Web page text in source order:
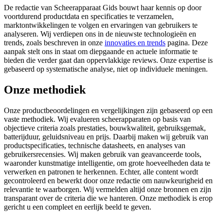
De redactie van Scheerapparaat Gids bouwt haar kennis op door
voortdurend productdata en specificaties te verzamelen,
marktontwikkelingen te volgen en ervaringen van gebruikers te
analyseren. Wij verdiepen ons in de nieuwste technologieën en
trends, zoals beschreven in onze innovaties en trends pagina. Deze
aanpak stelt ons in staat om diepgaande en actuele informatie te
bieden die verder gaat dan oppervlakkige reviews. Onze expertise is
gebaseerd op systematische analyse, niet op individuele meningen.
Onze methodiek
Onze productbeoordelingen en vergelijkingen zijn gebaseerd op een
vaste methodiek. Wij evalueren scheerapparaten op basis van
objectieve criteria zoals prestaties, bouwkwaliteit, gebruiksgemak,
batterijduur, geluidsniveau en prijs. Daarbij maken wij gebruik van
productspecificaties, technische datasheets, en analyses van
gebruikersrecensies. Wij maken gebruik van geavanceerde tools,
waaronder kunstmatige intelligentie, om grote hoeveelheden data te
verwerken en patronen te herkennen. Echter, alle content wordt
gecontroleerd en bewerkt door onze redactie om nauwkeurigheid en
relevantie te waarborgen. Wij vermelden altijd onze bronnen en zijn
transparant over de criteria die we hanteren. Onze methodiek is erop
gericht u een compleet en eerlijk beeld te geven.